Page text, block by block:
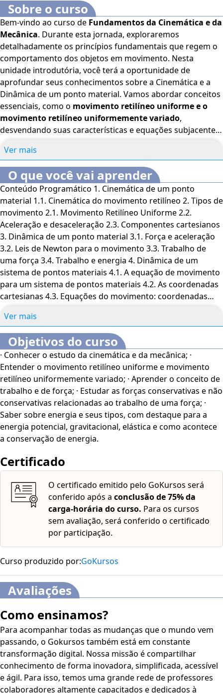
Sobre o curso
Bem-vindo ao curso de Fundamentos da Cinemática e da
Mecânica. Durante esta jornada, exploraremos
detalhadamente os princípios fundamentais que regem o
comportamento dos objetos em movimento. Nesta
unidade introdutória, você terá a oportunidade de
aprofundar seus conhecimentos sobre a Cinemática e a
Dinâmica de um ponto material. Vamos abordar conceitos
essenciais, como o movimento retilíneo uniforme e o
movimento retilíneo uniformemente variado,
desvendando suas características e equações subjacentes.
trabalho e da força, compreendendo a dinâmica não
apenas de umponto material isolado, mas também de
sistemas complexos compostos por múltiplos pontos
materiais. Não deixaremos de lado as forças conservativas
e não conservativas, explorando suas interações e como
influenciam o trabalho realizado por uma força. Este curso
também se aprofundará noestudo da energiaem suas
diversas manifestações, com ênfase especial na energia
potencial, gravitacional e elástica. Descubra como
ocorre a conservação de energia e compreenda os
diferentes tipos de energia que permeiam o universo
mecânico. Esteja preparado para uma jornada de
aprendizado enriquecedora e desafiadora. Bons estudos!
Mecânica
área de Física, além de interessados no assunto.
conteúdo do curso ficará disponível por até 120 dias após
a compra.
Ver mais
O que você vai aprender
Conteúdo Programático 1. Cinemática de um ponto
material 1.1. Cinemática do movimento retilíneo 2. Tipos de
movimento 2.1. Movimento Retilíneo Uniforme 2.2.
Aceleração e desaceleração 2.3. Componentes cartesianos
3. Dinâmica de um ponto material 3.1. Força e aceleração
3.2. Leis de Newton para o movimento 3.3. Trabalho de
uma força 3.4. Trabalho e energia 4. Dinâmica de um
sistema de pontos materiais 4.1. A equação de movimento
para um sistema de pontos materiais 4.2. As coordenadas
cartesianas 4.3. Equações do movimento: coordenadas
para um sistema de pontos materiais 4.5. Potência e
rendimento 4.6. Forças conservativas 4.7. Energia potencial
4.8. Energia potencial gravitacional 4.9. Energia potencial
elástica 4.10. Função potencial 4.11. Conservação de
energia 4.12. Sistema de pontos materiais
Ver mais
Objetivos do curso
· Conhecer o estudo da cinemática e da mecânica; ·
Entender o movimento retilíneo uniforme e movimento
retilíneo uniformemente variado; · Aprender o conceito de
trabalho e de força; · Estudar as forças conservativas e não
conservativas relacionadas ao trabalho de uma força; ·
Saber sobre energia e seus tipos, com destaque para a
energia potencial, gravitacional, elástica e como acontece
a conservação de energia.
Certificado
O certificado emitido pelo GoKursos será
conferido após a conclusão de 75% da
carga-horária do curso. Para os cursos
sem avaliação, será conferido o certificado
por participação.
Curso produzido por:GoKursos
Avaliações
Como ensinamos?
Para acompanhar todas as mudanças que o mundo vem
passando, o Gokursos também está em constante
transformação digital. Nossa missão é compartilhar
conhecimento de forma inovadora, simplificada, acessível
e ágil. Para isso, temos uma grande rede de professores
colaboradores altamente capacitados e dedicados à